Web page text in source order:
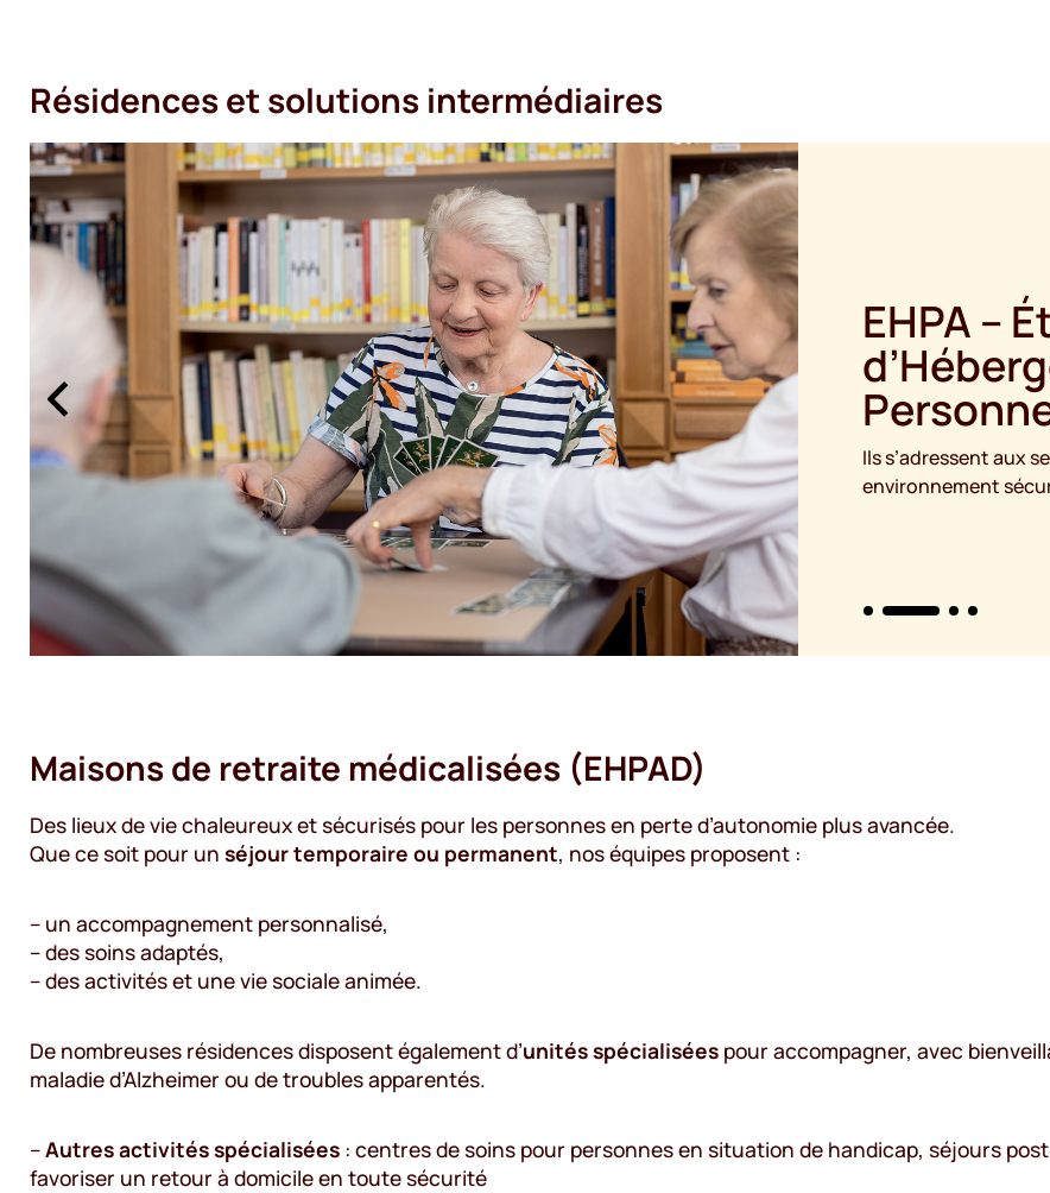
Résidences et solutions intermédiaires
EHPA –
Ils s’adressent aux
environnement
Maisons de retraite médicalisées (EHPAD)
Des lieux de vie chaleureux et sécurisés pour les personnes en perte d’autonomie plus avancée.
Que ce soit pour un séjour temporaire ou permanent, nos équipes proposent :
– un accompagnement personnalisé,
– des soins adaptés,
– des activités et une vie sociale animée.
De nombreuses résidences disposent également d’unités spécialisées pour accompagner, avec
maladie d’Alzheimer ou de troubles apparentés.
–Autres activités spécialisées : centres de soins pour personnes en situation de handicap, séjours
favoriser un retour à domicile en toute sécurité